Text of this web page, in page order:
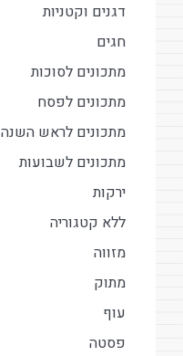
דגנים וקטניות
חגים
מתכונים לסוכות
מתכונים לפסח
מתכונים לראש השנה
מתכונים לשבועות
ירקות
ללא קטגוריה
מזווה
מתוק
עוף
פסטה